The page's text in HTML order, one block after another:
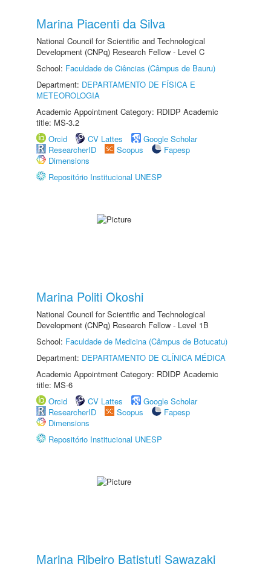
Marina Piacenti da Silva
National Council for Scientific and Technological
Development (CNPq) Research Fellow - Level C
School: Faculdade de Ciências (Câmpus de Bauru)
Department: DEPARTAMENTO DE FÍSICA E
METEOROLOGIA
Academic Appointment Category: RDIDP Academic
title: MS-3.2
Orcid
CV Lattes
Google Scholar
ResearcherID
Scopus
Fapesp
Dimensions
Repositório Institucional UNESP
Marina Politi Okoshi
National Council for Scientific and Technological
Development (CNPq) Research Fellow - Level 1B
School: Faculdade de Medicina (Câmpus de Botucatu)
Department: DEPARTAMENTO DE CLÍNICA MÉDICA
Academic Appointment Category: RDIDP Academic
title: MS-6
Orcid
CV Lattes
Google Scholar
ResearcherID
Scopus
Fapesp
Dimensions
Repositório Institucional UNESP
Marina Ribeiro Batistuti Sawazaki